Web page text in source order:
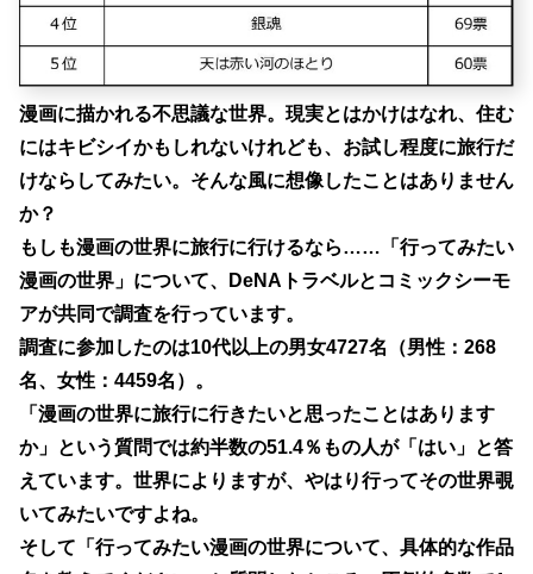
漫画に描かれる不思議な世界。現実とはかけはなれ、住む
にはキビシイかもしれないけれども、お試し程度に旅行だ
けならしてみたい。そんな風に想像したことはありません
か？
もしも漫画の世界に旅行に行けるなら……「行ってみたい
漫画の世界」について、DeNAトラベルとコミックシーモ
アが共同で調査を行っています。
調査に参加したのは10代以上の男女4727名（男性：268
名、女性：4459名）。
「漫画の世界に旅行に行きたいと思ったことはあります
か」という質問では約半数の51.4％もの人が「はい」と答
えています。世界によりますが、やはり行ってその世界覗
いてみたいですよね。
そして「行ってみたい漫画の世界について、具体的な作品